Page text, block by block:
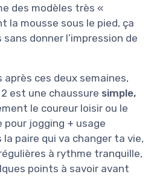
des modèles très «
la mousse sous le pied, ça
donner l’impression de
après ces deux semaines,
est une chaussure simple,
le coureur loisir ou le
pour jogging + usage
la paire qui va changer ta vie,
à rythme tranquille,
points à savoir avant